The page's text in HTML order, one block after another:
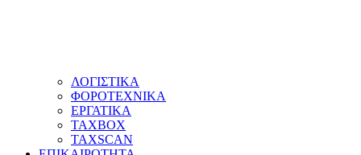
ΛΟΓΙΣΤΙΚΑ
ΦΟΡΟΤΕΧΝΙΚΑ
ΕΡΓΑΤΙΚΑ
TAXBOX
TAXSCAN